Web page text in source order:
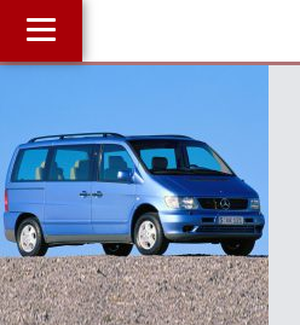
J
О компании
Наши услуги
Магазин
Библиотека
ОнлайнДиагностика Дизеля